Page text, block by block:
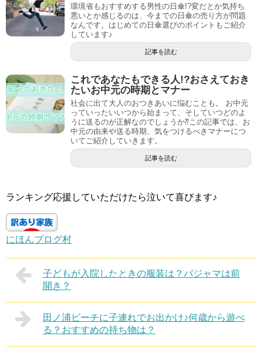
環境省もおすすめする男性の日傘!?変だとか気持ち
悪いとか感じるのは、今までの日傘の売り方が問題
なんです。はじめての日傘選びのポイントもご紹介
しています♪
記事を読む
これであなたもできる人!?おさえておき
たいお中元の時期とマナー
社会に出て大人のおつきあいに悩むことも。 お中元
っていったいいつから始まって、そしていつどのよ
うに送るのが正解なのでしょうか⁇この記事では、お
中元の由来や送る時期、気をつけるべきマナーにつ
いてご紹介していきます。
記事を読む
ランキング応援していただけたら泣いて喜びます♪
にほんブログ村
子どもが入院したときの服装は？パジャマは前
開き？
田ノ浦ビーチに子連れでお出かけ♪何歳から遊べ
る？おすすめの持ち物は？